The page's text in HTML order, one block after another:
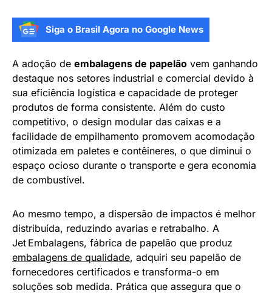
Siga o Brasil Agora no Google News
A adoção de embalagens de papelão vem ganhando
destaque nos setores industrial e comercial devido à
sua eficiência logística e capacidade de proteger
produtos de forma consistente. Além do custo
competitivo, o design modular das caixas e a
facilidade de empilhamento promovem acomodação
otimizada em paletes e contêineres, o que diminui o
espaço ocioso durante o transporte e gera economia
de combustível.
Ao mesmo tempo, a dispersão de impactos é melhor
distribuída, reduzindo avarias e retrabalho. A
Jet Embalagens, fábrica de papelão que produz
embalagens de qualidade, adquiri seu papelão de
fornecedores certificados e transforma-o em
soluções sob medida. Prática que assegura que o